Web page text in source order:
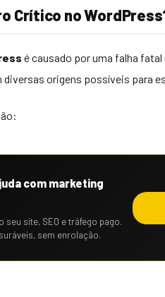
Crítico no
é causado por uma falha fatal
origens possíveis para
com marketing
seu site, SEO e tráfego pago.
sem enrolação.